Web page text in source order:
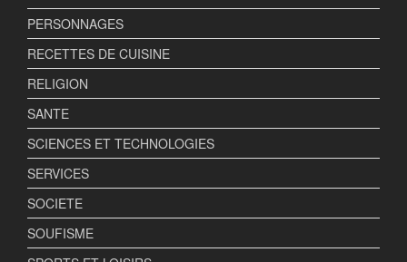
PERSONNAGES
RECETTES DE CUISINE
RELIGION
SANTE
SCIENCES ET TECHNOLOGIES
SERVICES
SOCIETE
SOUFISME